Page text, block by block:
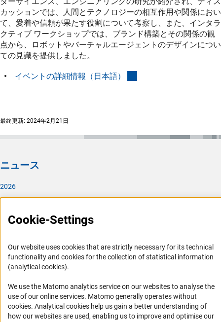
カッションでは、人間とテクノロジーの相互作用や関係におい
て、愛着や信頼が果たす役割について考察し、また、インタラ
クティブ ワークショップでは、ブランド構築とその関係の観
点から、ロボットやバーチャルエージェントのデザインについ
ての見識を提供しました。
イベントの詳細情報（日本語）
最終更新: 2024年2月21日
ニュース
2026
2025
2024
DFG日本代表部
DFG日本代表部の沿革
活動内容
お問い合わせ
助成・支援
Cookie-Settings
Our website uses cookies that are strictly necessary for its technical
functionality and cookies for the collection of statistical information
(analytical cookies).
We use the Matomo analytics service on our websites to analyse the
use of our online services. Matomo generally operates without
cookies(Anc
. Analytical cookies help us gain a better understanding of
how our websites are used, enabling us to improve and optimise our